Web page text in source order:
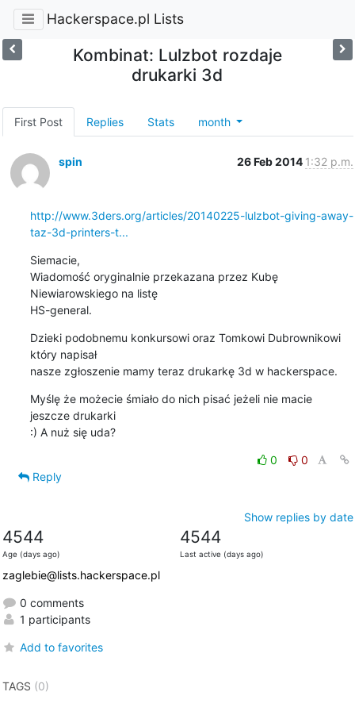
Hackerspace.pl Lists
Kombinat: Lulzbot rozdaje
drukarki 3d
First Post Replies Stats month
spin 26 Feb 2014 1:32 p.m.
http://www.3ders.org/articles/20140225-lulzbot-giving-away-
taz-3d-printers-t...
Siemacie,
Wiadomość oryginalnie przekazana przez Kubę
Niewiarowskiego na listę
HS-general.
Dzieki podobnemu konkursowi oraz Tomkowi Dubrownikowi
który napisał
nasze zgłoszenie mamy teraz drukarkę 3d w hackerspace.
Myślę że możecie śmiało do nich pisać jeżeli nie macie
jeszcze drukarki
:) A nuż się uda?
0
0
Reply
Show replies by date
4544
Age (days ago)
4544
Last active (days ago)
zaglebie@lists.hackerspace.pl
0 comments
1 participants
Add to favorites
TAGS (0)